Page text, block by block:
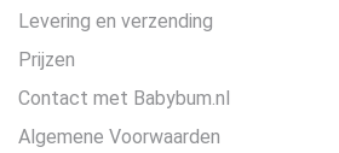
Levering en verzending
Prijzen
Contact met Babybum.nl
Algemene Voorwaarden